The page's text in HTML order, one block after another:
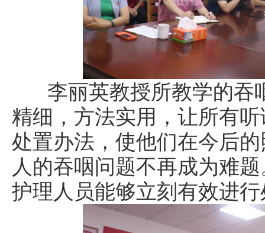
李丽英教授所教学的吞
精细，方法实用，让所有
处置办法，使他们在今后
人的吞咽问题不再成为难
护理人员能够立刻有效进